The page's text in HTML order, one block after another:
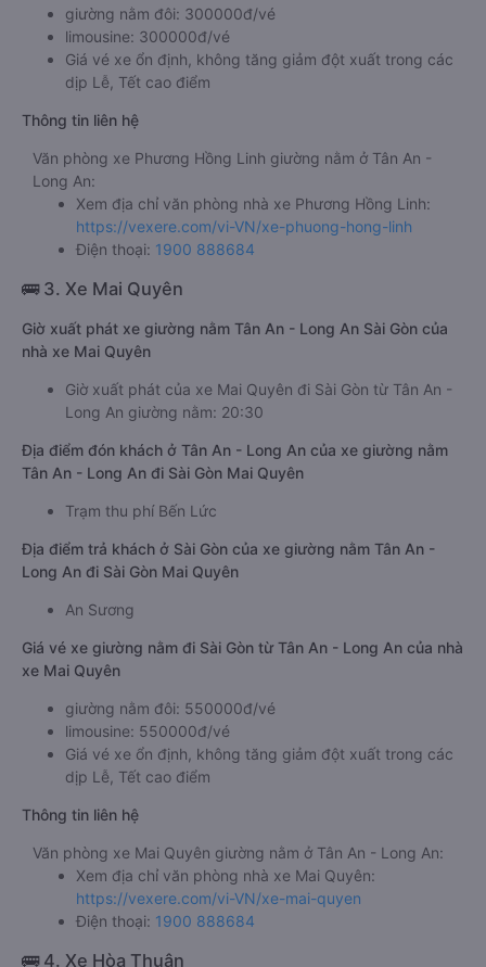
giường nằm đôi: 300000đ/vé
limousine: 300000đ/vé
Giá vé xe ổn định, không tăng giảm đột xuất trong các
dịp Lễ, Tết cao điểm
Thông tin liên hệ
Văn phòng xe Phương Hồng Linh giường nằm ở Tân An -
Long An:
Xem địa chỉ văn phòng nhà xe Phương Hồng Linh:
https://vexere.com/vi-VN/xe-phuong-hong-linh
Điện thoại: 1900 888684
🚌 3. Xe Mai Quyên
Giờ xuất phát xe giường nằm Tân An - Long An Sài Gòn của
nhà xe Mai Quyên
Giờ xuất phát của xe Mai Quyên đi Sài Gòn từ Tân An -
Long An giường nằm: 20:30
Địa điểm đón khách ở Tân An - Long An của xe giường nằm
Tân An - Long An đi Sài Gòn Mai Quyên
Trạm thu phí Bến Lức
Địa điểm trả khách ở Sài Gòn của xe giường nằm Tân An -
Long An đi Sài Gòn Mai Quyên
An Sương
Giá vé xe giường nằm đi Sài Gòn từ Tân An - Long An của nhà
xe Mai Quyên
giường nằm đôi: 550000đ/vé
limousine: 550000đ/vé
Giá vé xe ổn định, không tăng giảm đột xuất trong các
dịp Lễ, Tết cao điểm
Thông tin liên hệ
Văn phòng xe Mai Quyên giường nằm ở Tân An - Long An:
Xem địa chỉ văn phòng nhà xe Mai Quyên:
https://vexere.com/vi-VN/xe-mai-quyen
Điện thoại: 1900 888684
🚌 4. Xe Hòa Thuận